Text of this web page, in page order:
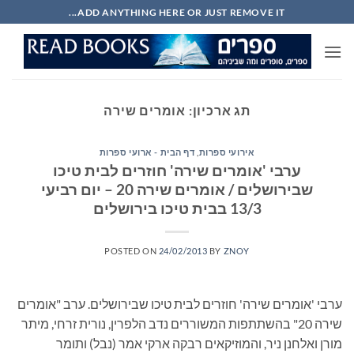
to
content
ADD ANYTHING HERE OR JUST REMOVE IT...
תג ארכיון: אומרים שירה
אירועי ספרות דף הבית - ארועי ספרות
ערבי 'אומרים שירה' חוזרים לבית טיכו
שבירושלים / אומרים שירה 20 – יום רביעי
13/3 בבית טיכו בירושלים
POSTED ON 24/02/2013 BY ZNOY
ערבי 'אומרים שירה' חוזרים לבית טיכו שבירושלים. ערב "אומרים
שירה 20" בהשתתפות המשוררים נדב הלפרין, נורית זרחי, מיתר
מורן ואלחנן ניר, והמוזיקאים רבקה ארקי אמר (נבל) ותומר